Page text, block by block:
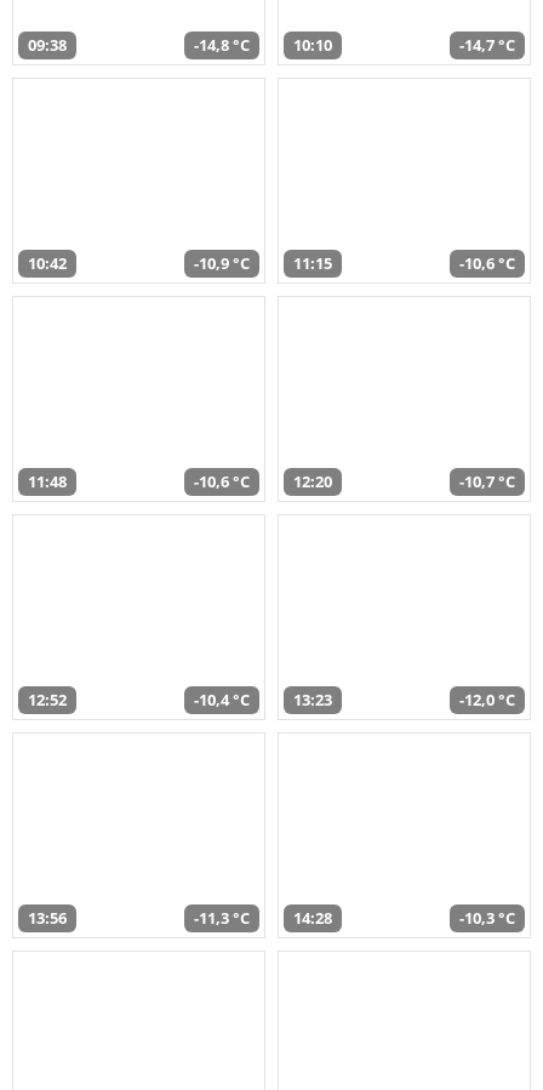
09:38 -14,8 °C 10:10 -14,7 °C
10:42 -10,9 °C 11:15 -10,6 °C
11:48 -10,6 °C 12:20 -10,7 °C
12:52 -10,4 °C 13:23 -12,0 °C
13:56 -11,3 °C 14:28 -10,3 °C